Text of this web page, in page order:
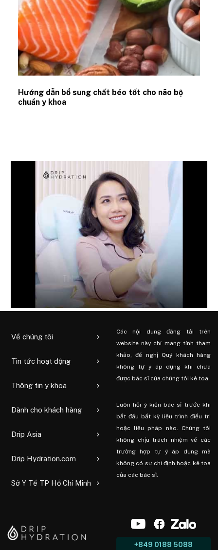
Hướng dẫn bổ sung chất béo tốt cho não bộ
chuẩn y khoa
Về chúng tôi
Tin tức hoạt động
Thông tin y khoa
Dành cho khách hàng
Drip Asia
Drip Hydration.com
Sở Y Tế TP Hồ Chí Minh
Các nội dung đăng tải trên
website này chỉ mang tính tham
khảo, đề nghị Quý khách hàng
không tự ý áp dụng khi chưa
được bác sĩ của chúng tôi kê toa.
Luôn hỏi ý kiến ​​bác sĩ trước khi
bắt đầu bất kỳ liệu trình điều trị
hoặc liệu pháp nào. Chúng tôi
không chịu trách nhiệm về các
trường hợp tự ý áp dụng mà
không có sự chỉ định hoặc kê toa
của các bác sĩ.
+849 0188 5088